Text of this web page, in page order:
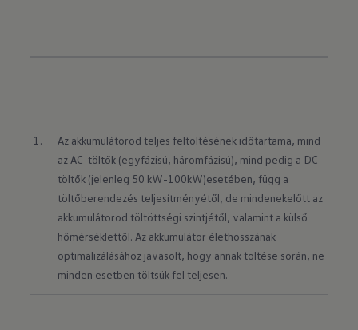
Az akkumulátorod teljes feltöltésének időtartama, mind
az AC-töltők (egyfázisú, háromfázisú), mind pedig a DC-
töltők (jelenleg 50 kW-100kW)esetében, függ a
töltőberendezés teljesítményétől, de mindenekelőtt az
akkumulátorod töltöttségi szintjétől, valamint a külső
hőmérséklettől. Az akkumulátor élethosszának
optimalizálásához javasolt, hogy annak töltése során, ne
minden esetben töltsük fel teljesen.